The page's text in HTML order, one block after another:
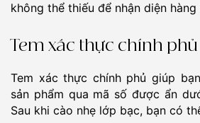
không thể thiếu để nhận diện hàng
Tem xác thực chính phủ
Tem xác thực chính phủ giúp
sản phẩm qua mã số được ẩn
Sau khi cào nhẹ lớp bạc, bạn có